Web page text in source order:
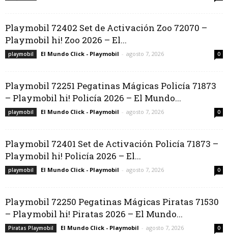
Playmobil 72402 Set de Activación Zoo 72070 –
Playmobil hi! Zoo 2026 – El...
playmobil El Mundo Click - Playmobil - agosto 7, 2026 0
Playmobil 72251 Pegatinas Mágicas Policía 71873
– Playmobil hi! Policía 2026 – El Mundo...
playmobil El Mundo Click - Playmobil - agosto 7, 2026 0
Playmobil 72401 Set de Activación Policía 71873 –
Playmobil hi! Policía 2026 – El...
playmobil El Mundo Click - Playmobil - agosto 7, 2026 0
Playmobil 72250 Pegatinas Mágicas Piratas 71530
– Playmobil hi! Piratas 2026 – El Mundo...
Piratas Playmobil El Mundo Click - Playmobil - agosto 7, 2026 0